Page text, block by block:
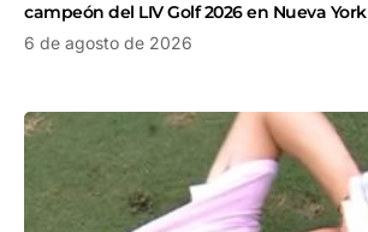
campeón del LIV Golf 2026 en Nueva York
6 de agosto de 2026